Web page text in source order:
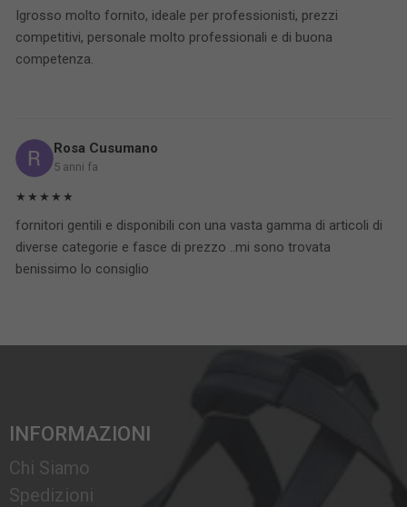
Igrosso molto fornito, ideale per professionisti, prezzi
competitivi, personale molto professionali e di buona
competenza.
Rosa Cusumano
5 anni fa
★★★★★
fornitori gentili e disponibili con una vasta gamma di articoli di
diverse categorie e fasce di prezzo ..mi sono trovata
benissimo lo consiglio
INFORMAZIONI
Chi Siamo
Spedizioni